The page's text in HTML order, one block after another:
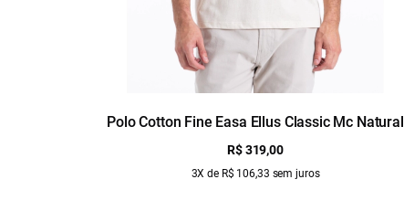
Polo Cotton Fine Easa Ellus Classic Mc Natural
R$ 319,00
3X de R$ 106,33 sem juros